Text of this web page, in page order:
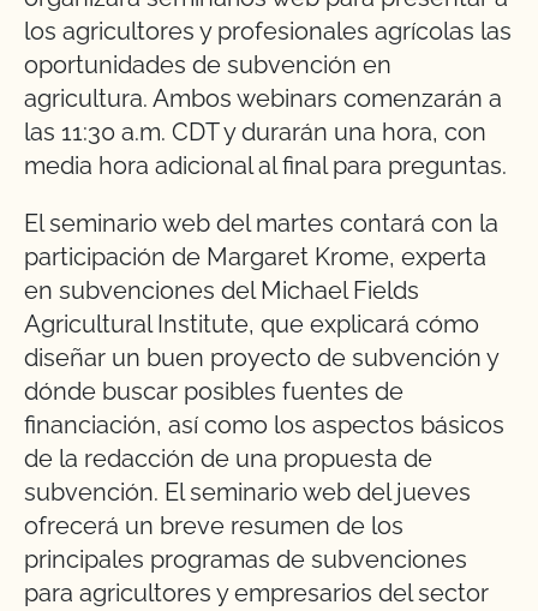
los agricultores y profesionales agrícolas las
oportunidades de subvención en
agricultura. Ambos webinars comenzarán a
las 11:30 a.m. CDT y durarán una hora, con
media hora adicional al final para preguntas.
El seminario web del martes contará con la
participación de Margaret Krome, experta
en subvenciones del Michael Fields
Agricultural Institute, que explicará cómo
diseñar un buen proyecto de subvención y
dónde buscar posibles fuentes de
financiación, así como los aspectos básicos
de la redacción de una propuesta de
subvención. El seminario web del jueves
ofrecerá un breve resumen de los
principales programas de subvenciones
para agricultores y empresarios del sector